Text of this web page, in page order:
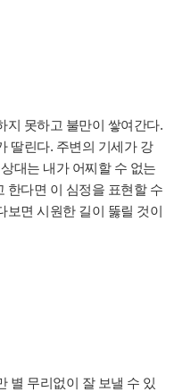
지 못하고 불만이 쌓여간다.
딸린다. 주변의 기세가 강
대는 내가 어찌할 수 없는
한다면 이 심정을 표현할 수
보면 시원한 길이 뚫릴 것이
별 무리없이 잘 보낼 수 있